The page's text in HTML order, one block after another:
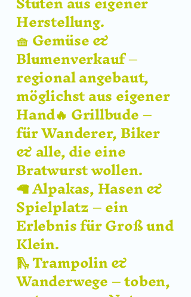
Herstellung.
🧺 Gemüse &
Blumenverkauf –
regional angebaut,
möglichst aus eigener
Hand🔥 Grillbude –
für Wanderer, Biker
& alle, die eine
Bratwurst wollen.
🦙 Alpakas, Hasen &
Spielplatz – ein
Erlebnis für Groß und
Klein.
🛝 Trampolin &
Wanderwege – toben,